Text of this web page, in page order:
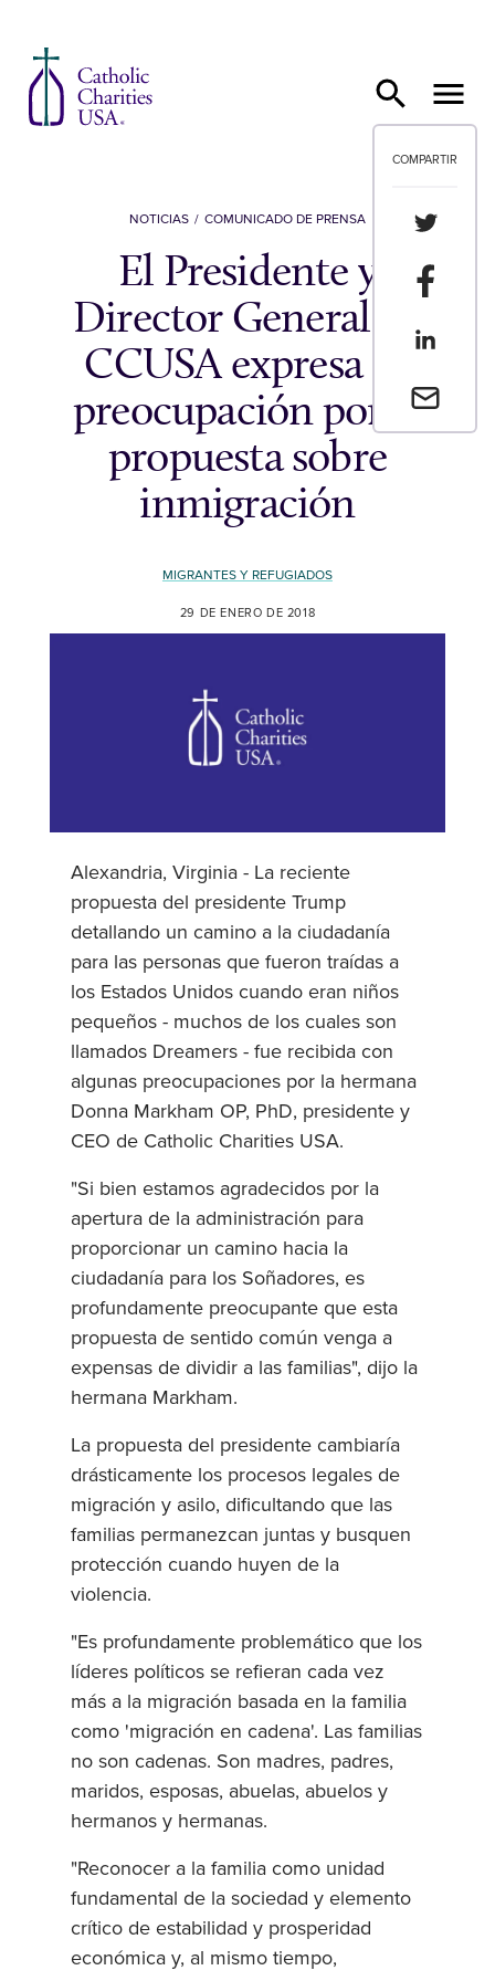
COMPARTIR
Envia un
NOTICIAS COMUNICADO DE PRENSA
El Presidente y
Director General de
CCUSA expresa su
preocupación por la
propuesta sobre
inmigración
MIGRANTES Y REFUGIADOS
29 DE ENERO DE 2018
Alexandria, Virginia - La reciente
propuesta del presidente Trump
detallando un camino a la ciudadanía
para las personas que fueron traídas a
los Estados Unidos cuando eran niños
pequeños - muchos de los cuales son
llamados Dreamers - fue recibida con
algunas preocupaciones por la hermana
Donna Markham OP, PhD, presidente y
CEO de Catholic Charities USA.
"Si bien estamos agradecidos por la
apertura de la administración para
proporcionar un camino hacia la
ciudadanía para los Soñadores, es
profundamente preocupante que esta
propuesta de sentido común venga a
expensas de dividir a las familias", dijo la
hermana Markham.
La propuesta del presidente cambiaría
drásticamente los procesos legales de
migración y asilo, dificultando que las
familias permanezcan juntas y busquen
protección cuando huyen de la
violencia.
"Es profundamente problemático que los
líderes políticos se refieran cada vez
más a la migración basada en la familia
como 'migración en cadena'. Las familias
no son cadenas. Son madres, padres,
maridos, esposas, abuelas, abuelos y
hermanos y hermanas.
"Reconocer a la familia como unidad
fundamental de la sociedad y elemento
crítico de estabilidad y prosperidad
económica y, al mismo tiempo,